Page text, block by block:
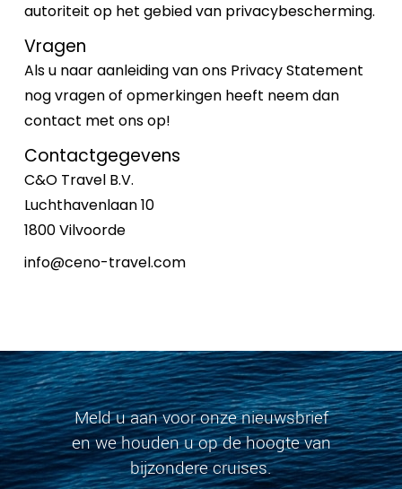
autoriteit op het gebied van privacybescherming.
Vragen
Als u naar aanleiding van ons Privacy Statement
nog vragen of opmerkingen heeft neem dan
contact met ons op!
Contactgegevens
C&O Travel B.V.
Luchthavenlaan 10
1800 Vilvoorde
info@ceno-travel.com
Meld u aan voor onze nieuwsbrief
en we houden u op de hoogte van
bijzondere cruises.